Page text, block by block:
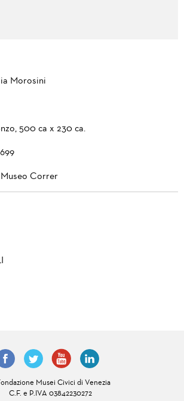
Morosini
500 ca x 230 ca.
Correr
Musei Civici di Venezia
C.F. e P.IVA 03842230272